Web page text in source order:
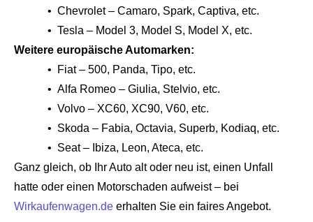
• Chevrolet – Camaro, Spark, Captiva, etc.
• Tesla – Model 3, Model S, Model X, etc.
Weitere europäische Automarken:
• Fiat – 500, Panda, Tipo, etc.
• Alfa Romeo – Giulia, Stelvio, etc.
• Volvo – XC60, XC90, V60, etc.
• Skoda – Fabia, Octavia, Superb, Kodiaq, etc.
• Seat – Ibiza, Leon, Ateca, etc.
Ganz gleich, ob Ihr Auto alt oder neu ist, einen Unfall
hatte oder einen Motorschaden aufweist – bei
Wirkaufenwagen.de erhalten Sie ein faires Angebot.